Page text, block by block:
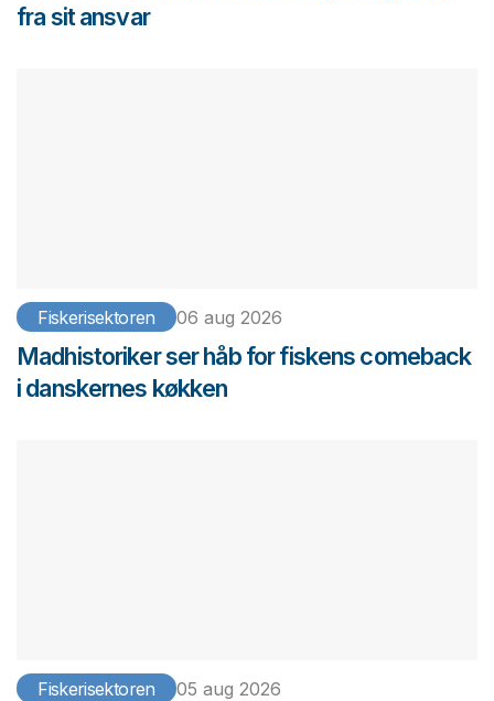
fra sit ansvar
Fiskerisektoren 06 aug 2026
Madhistoriker ser håb for fiskens comeback
i danskernes køkken
Fiskerisektoren 05 aug 2026